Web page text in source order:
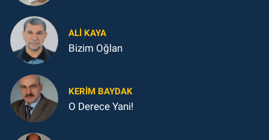
ALI KAYA
Bizim Oğlan
KERIM BAYDAK
O Derece Yani!